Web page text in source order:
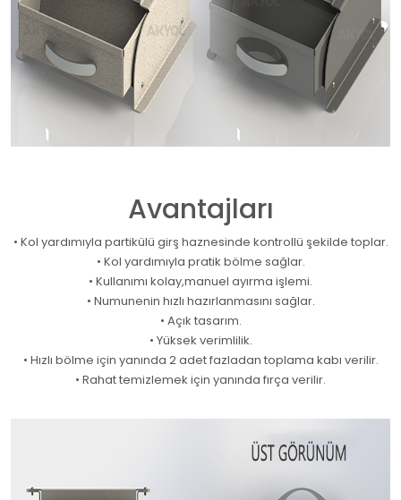
Avantajları
• Kol yardımıyla partikülü girş haznesinde kontrollü şekilde toplar.
• Kol yardımıyla pratik bölme sağlar.
• Kullanımı kolay,manuel ayırma işlemi.
• Numunenin hızlı hazırlanmasını sağlar.
• Açık tasarım.
• Yüksek verimlilik.
• Hızlı bölme için yanında 2 adet fazladan toplama kabı verilir.
• Rahat temizlemek için yanında fırça verilir.